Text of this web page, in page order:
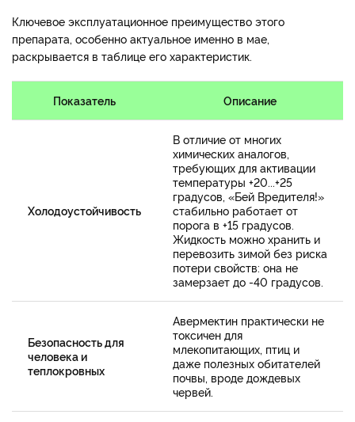
Ключевое эксплуатационное преимущество этого
препарата, особенно актуальное именно в мае,
раскрывается в таблице его характеристик.
Показатель Описание
Холодоустойчивость
В отличие от многих
химических аналогов,
требующих для активации
температуры +20...+25
градусов, «Бей Вредителя!»
стабильно работает от
порога в +15 градусов.
Жидкость можно хранить и
перевозить зимой без риска
потери свойств: она не
замерзает до -40 градусов.
Безопасность для
человека и
теплокровных
Авермектин практически не
токсичен для
млекопитающих, птиц и
даже полезных обитателей
почвы, вроде дождевых
червей.